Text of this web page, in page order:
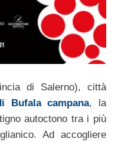
di Salerno), città
Bufala campana, la
autoctono tra i più
Ad accogliere